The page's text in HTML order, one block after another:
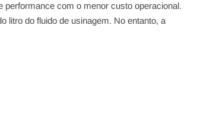
com o menor custo operacional.
litro do fluido de usinagem. No entanto, a